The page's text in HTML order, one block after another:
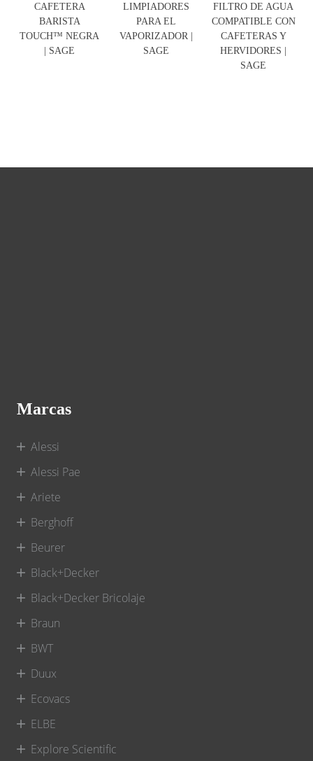
CAFETERA
BARISTA
TOUCH™ NEGRA
| SAGE
LIMPIADORES
PARA EL
VAPORIZADOR |
SAGE
FILTRO DE AGUA
COMPATIBLE CON
CAFETERAS Y
HERVIDORES |
SAGE
Marcas
Alessi
Alessi Pae
Ariete
Berghoff
Beurer
Black+Decker
Black+Decker Bricolaje
Braun
BWT
Duux
Ecovacs
ELBE
Explore Scientific